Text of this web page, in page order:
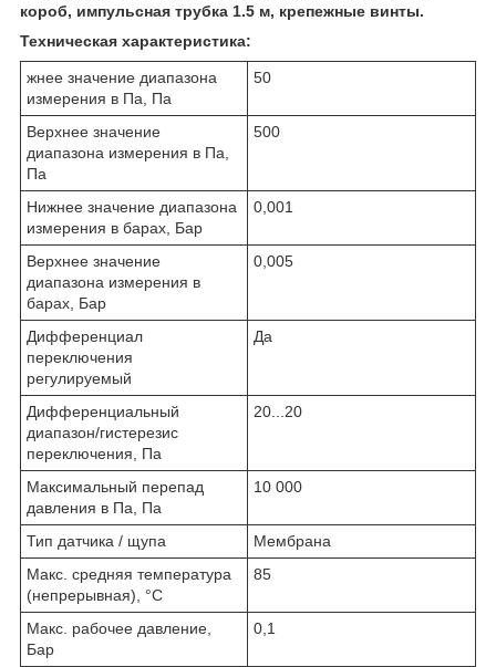
короб, импульсная трубка 1.5 м, крепежные винты.
Техническая характеристика:
жнее значение диапазона
измерения в Па, Па
50
Верхнее значение
диапазона измерения в Па,
Па
500
Нижнее значение диапазона
измерения в барах, Бар
0,001
Верхнее значение
диапазона измерения в
барах, Бар
0,005
Дифференциал
переключения
регулируемый
Да
Дифференциальный
диапазон/гистерезис
переключения, Па
20...20
Максимальный перепад
давления в Па, Па
10 000
Тип датчика / щупа
Мембрана
Макс. средняя температура
(непрерывная), °C
85
Макс. рабочее давление,
Бар
0,1